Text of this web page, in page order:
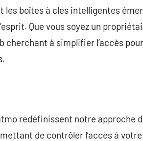
boîtes à clés intelligentes
Que vous soyez un
cherchant à simplifier l’accès
redéfinissent notre approche
de contrôler l’accès à